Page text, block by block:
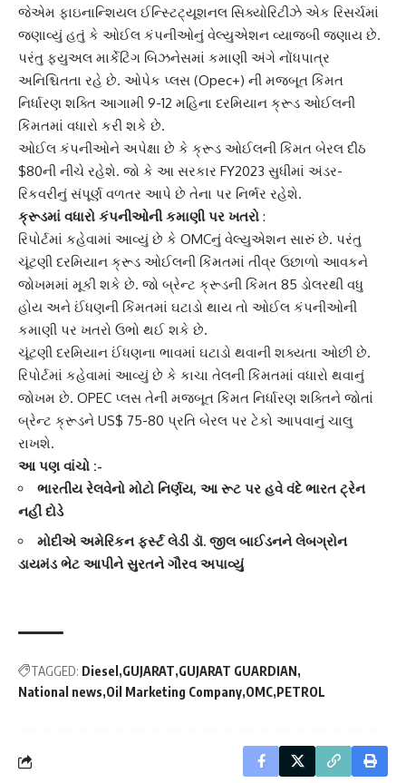
જેએમ ફાઇનાન્શિયલ ઈન્સ્ટિટ્યૂશનલ સિક્યોરિટીઝે એક રિસર્ચમાં
જણાવ્યું હતું કે ઓઈલ કંપનીઓનું વેલ્યુએશન વ્યાજબી જણાય છે.
પરંતુ ફ્યુઅલ માર્કેટિંગ બિઝનેસમાં કમાણી અંગે નોંધપાત્ર
અનિશ્ચિતતા રહે છે. ઓપેક પ્લસ (Opec+) ની મજબૂત કિંમત
નિર્ધારણ શક્તિ આગામી 9-12 મહિના દરમિયાન ક્રૂડ ઓઈલની
કિંમતમાં વધારો કરી શકે છે.
ઓઈલ કંપનીઓને અપેક્ષા છે કે ક્રૂડ ઓઈલની કિંમત બેરલ દીઠ
$80ની નીચે રહેશે. જો કે આ સરકાર FY2023 સુધીમાં અંડર-
રિકવરીનું સંપૂર્ણ વળતર આપે છે તેના પર નિર્ભર રહેશે.
ક્રૂડમાં વધારો કંપનીઓની કમાણી પર ખતરો :
રિપોર્ટમાં કહેવામાં આવ્યું છે કે OMCનું વેલ્યુએશન સારું છે. પરંતુ
ચૂંટણી દરમિયાન ક્રૂડ ઓઈલની કિંમતમાં તીવ્ર ઉછાળો આવકને
જોખમમાં મૂકી શકે છે. જો બ્રેન્ટ ક્રૂડની કિંમત 85 ડોલરથી વધુ
હોય અને ઈંધણની કિંમતમાં ઘટાડો થાય તો ઓઈલ કંપનીઓની
કમાણી પર ખતરો ઉભો થઈ શકે છે.
ચૂંટણી દરમિયાન ઈંધણના ભાવમાં ઘટાડો થવાની શક્યતા ઓછી છે.
રિપોર્ટમાં કહેવામાં આવ્યું છે કે કાચા તેલની કિંમતમાં વધારો થવાનું
જોખમ છે. OPEC પ્લસ તેની મજબૂત કિંમત નિર્ધારણ શક્તિને જોતાં
બ્રેન્ટ ક્રૂડને US$ 75-80 પ્રતિ બેરલ પર ટેકો આપવાનું ચાલુ
રાખશે.
આ પણ વાંચો :-
ભારતીય રેલવેનો મોટો નિર્ણય, આ રૂટ પર હવે વંદે ભારત ટ્રેન
નહીં દોડે
મોદીએ અમેરિકન ફર્સ્ટ લેડી ડૉ. જીલ બાઈડનને લેબગ્રોન
ડાયમંડ ભેટ આપીને સુરતને ગૌરવ અપાવ્યું
TAGGED: Diesel GUJARAT GUJARAT GUARDIAN
National news Oil Marketing Company OMC PETROL